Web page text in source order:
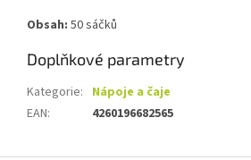
Obsah: 50 sáčků
Doplňkové parametry
Kategorie: Nápoje a čaje
EAN: 4260196682565